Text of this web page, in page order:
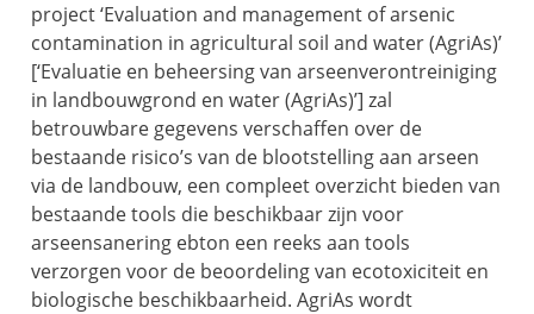
project ‘Evaluation and management of arsenic
contamination in agricultural soil and water (AgriAs)’
[‘Evaluatie en beheersing van arseenverontreiniging
in landbouwgrond en water (AgriAs)’] zal
betrouwbare gegevens verschaffen over de
bestaande risico’s van de blootstelling aan arseen
via de landbouw, een compleet overzicht bieden van
bestaande tools die beschikbaar zijn voor
arseensanering ebton een reeks aan tools
verzorgen voor de beoordeling van ecotoxiciteit en
biologische beschikbaarheid. AgriAs wordt